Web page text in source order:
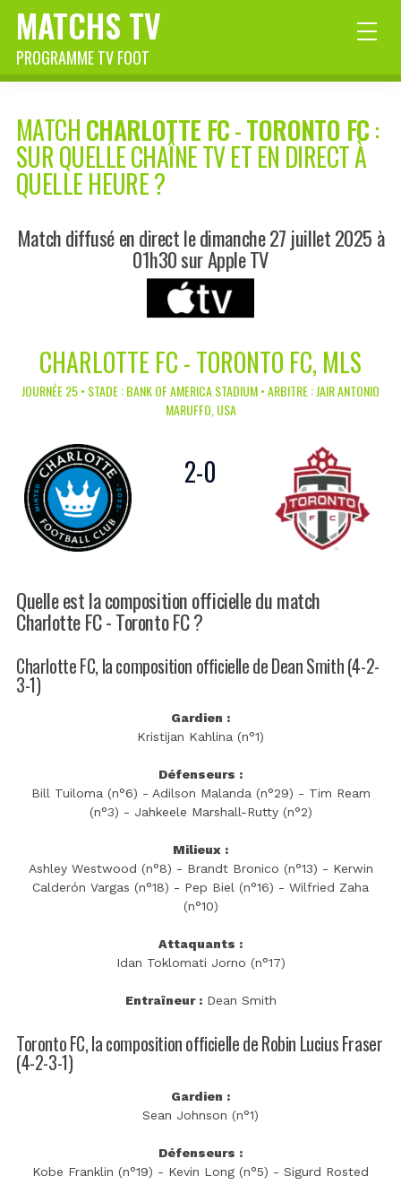
MATCHS TV
PROGRAMME TV FOOT
MATCHCHARLOTTE FC-TORONTO FC:
SUR QUELLE CHAÎNE TV ET EN DIRECT À
QUELLE HEURE ?
Match diffusé en direct le dimanche 27 juillet 2025 à
01h30 sur Apple TV
CHARLOTTE FC - TORONTO FC, MLS
JOURNÉE 25 • STADE : BANK OF AMERICA STADIUM • ARBITRE : JAIR ANTONIO
MARUFFO, USA
2-0
Quelle est la composition officielle du match
Charlotte FC - Toronto FC ?
Charlotte FC, la composition officielle de Dean Smith (4-2-
3-1)
Gardien :
Kristijan Kahlina (n°1)
Défenseurs :
Bill Tuiloma (n°6) - Adilson Malanda (n°29) - Tim Ream
(n°3) - Jahkeele Marshall-Rutty (n°2)
Milieux :
Ashley Westwood (n°8) - Brandt Bronico (n°13) - Kerwin
Calderón Vargas (n°18) - Pep Biel (n°16) - Wilfried Zaha
(n°10)
Attaquants :
Idan Toklomati Jorno (n°17)
Entraîneur :Dean Smith
Toronto FC, la composition officielle de Robin Lucius Fraser
(4-2-3-1)
Gardien :
Sean Johnson (n°1)
Défenseurs :
Kobe Franklin (n°19) - Kevin Long (n°5) - Sigurd Rosted